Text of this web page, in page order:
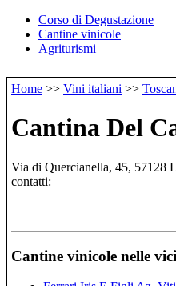
Corso di Degustazione
Cantine vinicole
Agriturismi
Home >> Vini italiani >>
Cantina Del
Via di Quercianella, 45,
contatti:
Cantine vinicole nelle